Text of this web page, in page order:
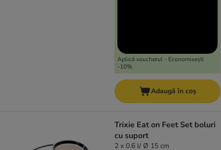
Aplică voucherul - Economisești
-10%
Adaugă în coș
Trixie Eat on Feet Set boluri
cu suport
2 x 0.6 l/ Ø 15 cm